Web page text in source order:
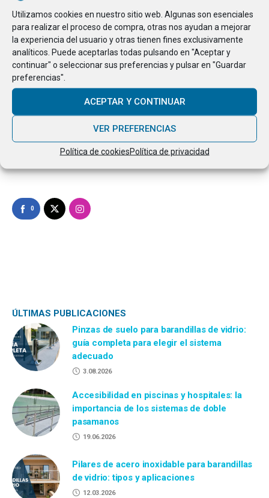
Utilizamos cookies en nuestro sitio web. Algunas son esenciales
para realizar el proceso de compra, otras nos ayudan a mejorar
la experiencia del usuario y otras tienen fines exclusivamente
analíticos. Puede aceptarlas todas pulsando en "Aceptar y
continuar" o seleccionar sus preferencias y pulsar en "Guardar
preferencias".
ACEPTAR Y CONTINUAR
VER PREFERENCIAS
Política de cookiesPolítica de privacidad
Elegir barandillas de acero inoxidable es apostar por la
seguridad, la estética y la durabilidad. EnForjas 2000estamos
listos para ayudarte a encontrar la solución perfecta para tu
proyecto.
CONSULTA NUESTRO CATÁLOGO COMPLETO DE BARANDILLAS
0
ÚLTIMAS PUBLICACIONES
Pinzas de suelo para barandillas de vidrio:
guía completa para elegir el sistema
adecuado
3.08.2026
Accesibilidad en piscinas y hospitales: la
importancia de los sistemas de doble
pasamanos
19.06.2026
Pilares de acero inoxidable para barandillas
de vidrio: tipos y aplicaciones
12.03.2026